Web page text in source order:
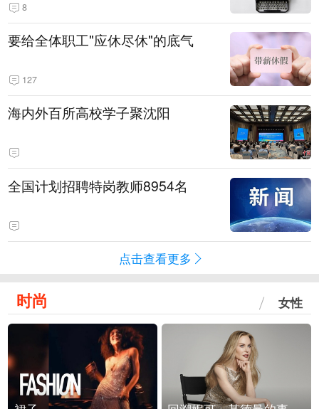
8
要给全体职工"应休尽休"的底气
127
海内外百所高校学子聚沈阳
全国计划招聘特岗教师8954名
点击查看更多
时尚 女性